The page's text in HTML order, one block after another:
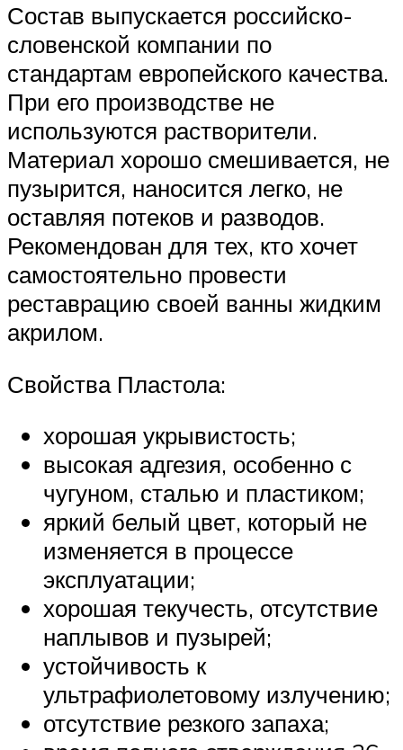
Состав выпускается российско-
словенской компании по
стандартам европейского качества.
При его производстве не
используются растворители.
Материал хорошо смешивается, не
пузырится, наносится легко, не
оставляя потеков и разводов.
Рекомендован для тех, кто хочет
самостоятельно провести
реставрацию своей ванны жидким
акрилом.
Свойства Пластола:
хорошая укрывистость;
высокая адгезия, особенно с
чугуном, сталью и пластиком;
яркий белый цвет, который не
изменяется в процессе
эксплуатации;
хорошая текучесть, отсутствие
наплывов и пузырей;
устойчивость к
ультрафиолетовому излучению;
отсутствие резкого запаха;